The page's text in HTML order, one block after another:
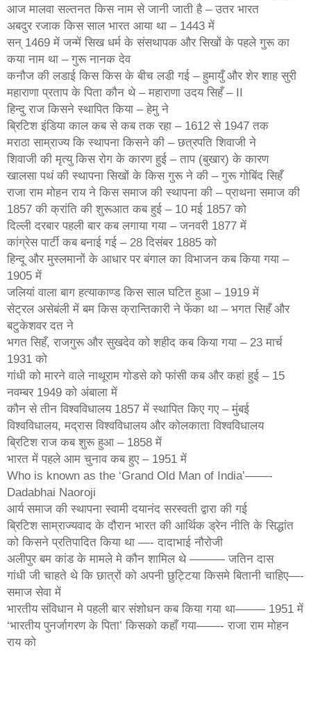
आज मालवा सल्तनत किस नाम से जानी जाती है – उतर भारत
अबदुर रजाक किस साल भारत आया था – 1443 में
सन् 1469 में जन्में सिख धर्म के संसथापक और सिखों के पहले गुरू का
कया नाम था – गुरू नानक देव
कनौज की लडाई किस किस के बीच लडी गई – हुमायुँ और शेर शाह सुरी
महाराणा प्रताप के पिता कौन थे – महाराणा उदय सिहँ – II
हिन्दु राज किसने स्थापित किया – हेमु ने
ब्रिटिश इंडिया काल कब से कब तक रहा – 1612 से 1947 तक
मराठा साम्राज्य कि स्थापना किसने की – छत्रपति शिवाजी ने
शिवाजी की मृत्यु किस रोग के कारण हुई – ताप (बुखार) के कारण
खालसा पथं की स्थापना सिखों के किस गुरू ने की – गुरू गोबिंद सिहँ
राजा राम मोहन राय ने किस समाज की स्थापना की – प्राथना समाज की
1857 की क्रांति की शुरूआत कब हुई – 10 मई 1857 को
दिल्ली दरबार पहली बार कब लगाया गया – जनवरी 1877 में
कांग्रेस पार्टी कब बनाई गई – 28 दिसंबर 1885 को
हिन्दू और मुस्लमानों के आधार पर बंगाल का विभाजन कब किया गया –
1905 में
जलियां वाला बाग हत्याकाण्ड किस साल घटित हुआ – 1919 में
सेट्रल असेबंली में बम किस क्रान्तिकारी ने फेंका था – भगत सिहँ और
बटुकेशवर दत ने
भगत सिहँ, राजगुरू और सुखदेव को शहीद कब किया गया – 23 मार्च
1931 को
गांधी को मारने वाले नाथूराम गोडसे को फांसी कब और कहां हुई – 15
नवम्बर 1949 को अंबाला में
कौन से तीन विश्वविधालय 1857 में स्थापित किए गए – मुंबई
विश्वविधालय, मद्रास विश्वविधालय और कोलकाता विश्वविधालय
ब्रिटिश राज कब शुरू हुआ – 1858 में
भारत में पहले आम चुनाव कब हुए – 1951 में
Who is known as the ‘Grand Old Man of India’——-
Dadabhai Naoroji
आर्य समाज की स्थापना स्वामी दयानंद सरस्वती द्वारा की गई
ब्रिटिश साम्राज्यवाद के दौरान भारत की आर्थिक ड्रेन नीति के सिद्धांत
को किसने प्रतिपादित किया था —- दादाभाई नौरोजी
अलीपुर बम कांड के मामले मे कौन शामिल थे ——— जतिन दास
गांधी जी चाहते थे कि छात्रों को अपनी छुट्टिया किसमे बितानी चाहिए—-
समाज सेवा में
भारतीय संविधान मे पहली बार संशोधन कब किया गया था——– 1951 में
‘भारतीय पुनर्जागरण के पिता’ किसको कहाँ गया——- राजा राम मोहन
राय को